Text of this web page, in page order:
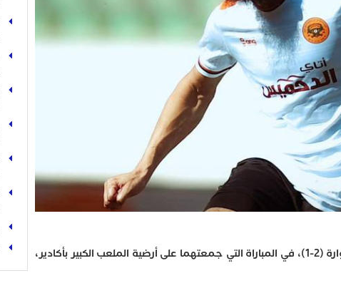
تأهل نهضة بركان إلى نصف نهائي كأس العرش، عقب تغلبه على شباب هوارة (2-1)، في المباراة التي جمعتهما على أرضية الملعب الكبير بأكادير،